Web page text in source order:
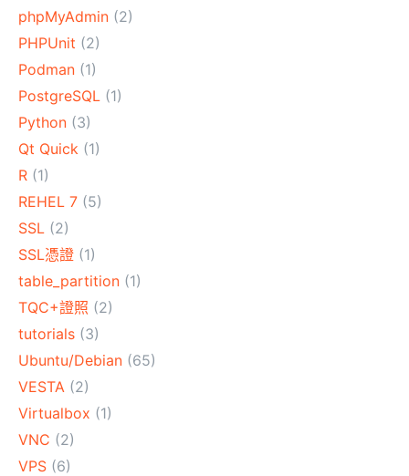
phpMyAdmin (2)
PHPUnit (2)
Podman (1)
PostgreSQL (1)
Python (3)
Qt Quick (1)
R (1)
REHEL 7 (5)
SSL (2)
SSL憑證 (1)
table_partition (1)
TQC+證照 (2)
tutorials (3)
Ubuntu/Debian (65)
VESTA (2)
Virtualbox (1)
VNC (2)
VPS (6)